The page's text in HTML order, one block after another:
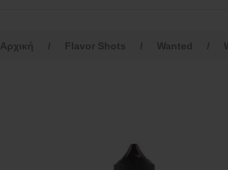
Αρχική / Flavor Shots / Wanted /